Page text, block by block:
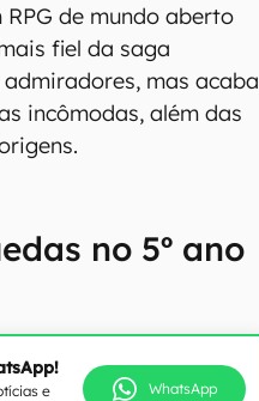
de mundo aberto
fiel da saga
mas acaba
incômodas, além das
no 5º ano
e
WhatsApp